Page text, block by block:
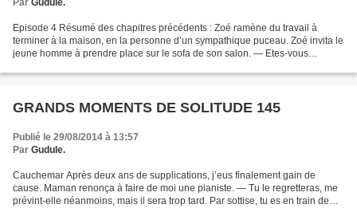
Par Gudule.
Episode 4 Résumé des chapitres précédents : Zoé ramène du travail à
terminer à la maison, en la personne d’un sympathique puceau. Zoé invita le
jeune homme à prendre place sur le sofa de son salon. — Etes-vous
GRANDS MOMENTS DE SOLITUDE 145
Publié le 29/08/2014 à 13:57
Par Gudule.
Cauchemar Après deux ans de supplications, j’eus finalement gain de
cause. Maman renonça à faire de moi une pianiste. — Tu le regretteras, me
prévint-elle néanmoins, mais il sera trop tard. Par sottise, tu es en train de